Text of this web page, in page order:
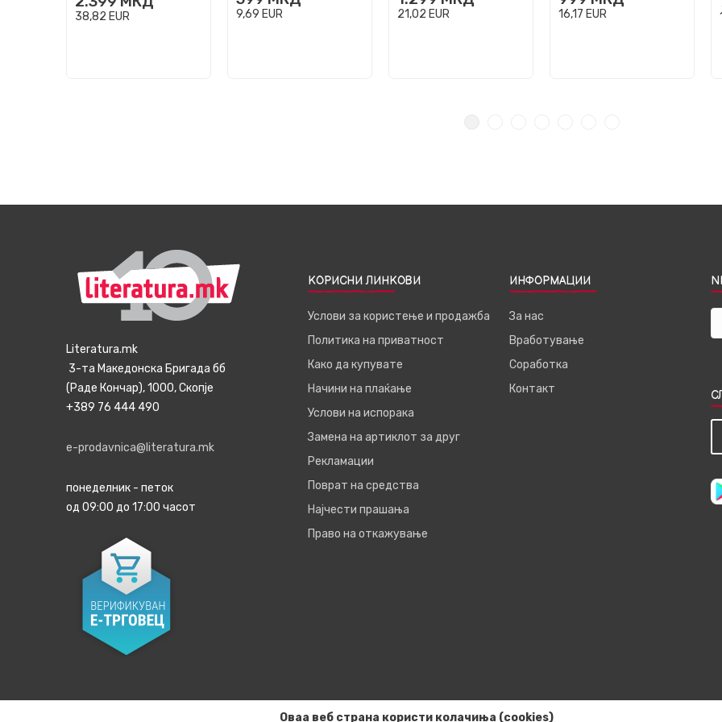
38,82 EUR 9,69 EUR 21,02 EUR 16,17 EUR
Literatura.mk
3-та Македонска Бригада бб
(Раде Кончар), 1000, Скопје
+389 76 444 490
e-prodavnica@literatura.mk
понеделник - петок
од 09:00 до 17:00 часот
КОРИСНИ ЛИНКОВИ
Услови за користење и продажба
Политика на приватност
Како да купувате
Начини на плаќање
Услови на испорака
Замена на артиклот за друг
Рекламации
Поврат на средства
Најчести прашања
Право на откажување
ИНФОРМАЦИИ
За нас
Вработување
Соработка
Контакт
Оваа веб страна користи колачиња (cookies)